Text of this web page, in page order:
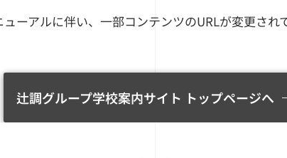
ーアルに伴い、一部コンテンツのURLが変更され
辻調グループ学校案内サイト トップページへ